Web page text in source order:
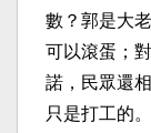
數？郭是大
可以滾蛋；
諾，民眾還
只是打工的